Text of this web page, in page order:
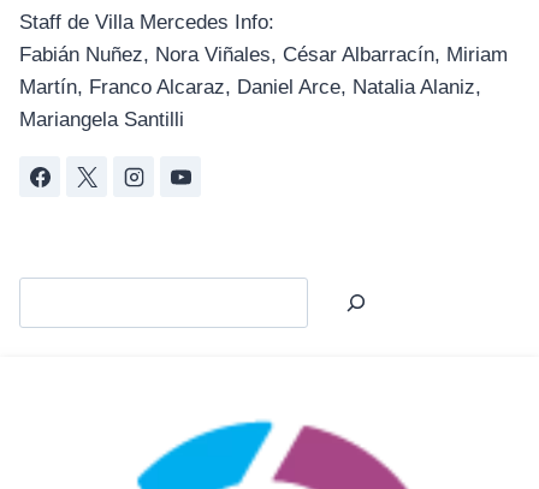
Staff de Villa Mercedes Info:
Fabián Nuñez, Nora Viñales, César Albarracín, Miriam
Martín, Franco Alcaraz, Daniel Arce, Natalia Alaniz,
Mariangela Santilli